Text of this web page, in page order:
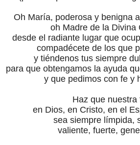
Oh María, poderosa y benigna
oh Madre de la Divina
desde el radiante lugar que
compadécete de los que
y tiéndenos tus siempre
para que obtengamos la ayuda
y que pedimos con fe y
Haz que nuestra
en Dios, en Cristo, en el
sea siempre límpida,
valiente, fuerte,